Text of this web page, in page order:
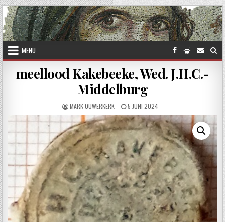
Skip to content
MENU
meellood Kakebeeke, Wed. J.H.C.-
Middelburg
AUTHOR:
MARK OUWERKERK PUBLISHED DATE:
5 JUNI 2024